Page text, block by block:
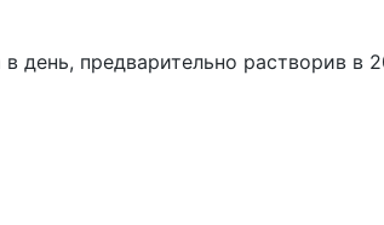
день, предварительно растворив в